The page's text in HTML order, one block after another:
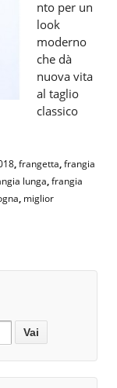
nto per un
look
moderno
che dà
nuova vita
al taglio
classico
,frangetta,frangia
lunga,frangia
, miglior